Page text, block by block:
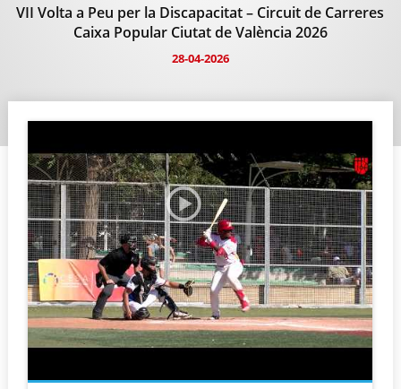
VII Volta a Peu per la Discapacitat – Circuit de Carreres
Caixa Popular Ciutat de València 2026
28-04-2026